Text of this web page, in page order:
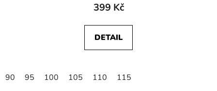
399 Kč
DETAIL
90 95 100 105 110 115